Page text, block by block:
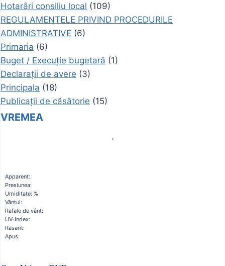
Hotarâri consiliu local (109)
REGULAMENTELE PRIVIND PROCEDURILE
ADMINISTRATIVE (6)
Primaria (6)
Buget / Execuție bugetară (1)
Declarații de avere (3)
Principala (18)
Publicații de căsătorie (15)
VREMEA
,
Apparent:
Presiunea:
Umiditate: %
Vântul:
Rafale de vânt:
UV-Index:
Răsarit:
Apus: